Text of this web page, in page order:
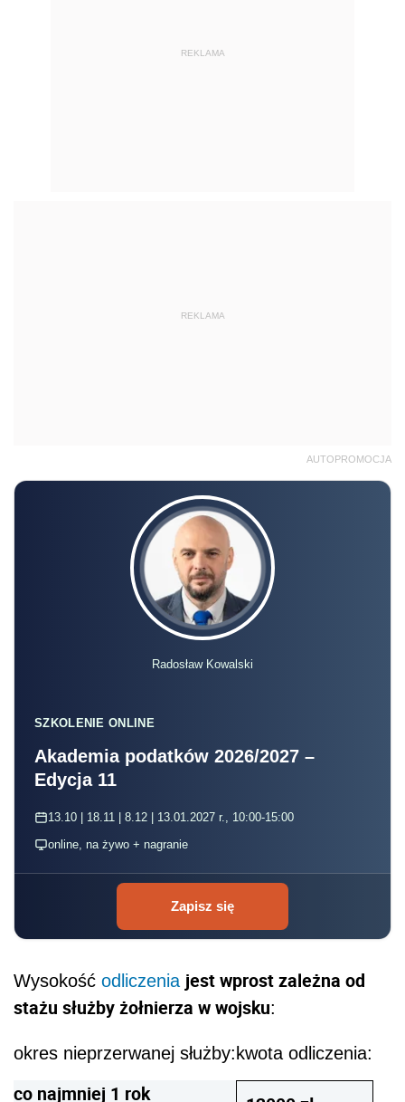
REKLAMA
REKLAMA
AUTOPROMOCJA
Radosław Kowalski
SZKOLENIE ONLINE
Akademia podatków 2026/2027 –
Edycja 11
13.10 | 18.11 | 8.12 | 13.01.2027 r., 10:00-15:00
online, na żywo + nagranie
Zapisz się
Wysokość odliczenia jest wprost zależna od
stażu służby żołnierza w wojsku:
okres nieprzerwanej służby:kwota odliczenia:
co najmniej 1 rok